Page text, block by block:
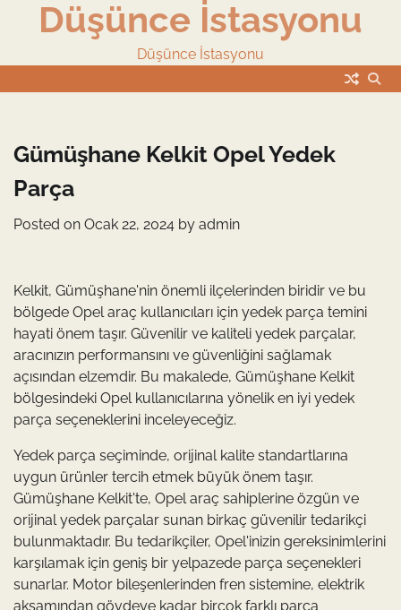
Düşünce İstasyonu
Düşünce İstasyonu
Gümüşhane Kelkit Opel Yedek
Parça
Posted on Ocak 22, 2024 by admin
Kelkit, Gümüşhane'nin önemli ilçelerinden biridir ve bu
bölgede Opel araç kullanıcıları için yedek parça temini
hayati önem taşır. Güvenilir ve kaliteli yedek parçalar,
aracınızın performansını ve güvenliğini sağlamak
açısından elzemdir. Bu makalede, Gümüşhane Kelkit
bölgesindeki Opel kullanıcılarına yönelik en iyi yedek
parça seçeneklerini inceleyeceğiz.
Yedek parça seçiminde, orijinal kalite standartlarına
uygun ürünler tercih etmek büyük önem taşır.
Gümüşhane Kelkit'te, Opel araç sahiplerine özgün ve
orijinal yedek parçalar sunan birkaç güvenilir tedarikçi
bulunmaktadır. Bu tedarikçiler, Opel'inizin gereksinimlerini
karşılamak için geniş bir yelpazede parça seçenekleri
sunarlar. Motor bileşenlerinden fren sistemine, elektrik
aksamından gövdeye kadar birçok farklı parça